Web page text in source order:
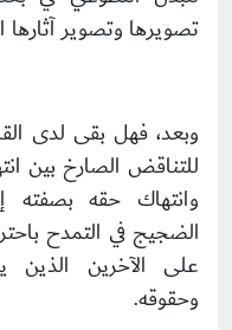
تصويرها وتصوير
وبعد، فهل بقى لدى
للتناقض الصارخ بين
وانتهاك حقه بصفته
الضجيج في التمدح
على الآخرين الذين
وحقوقه.